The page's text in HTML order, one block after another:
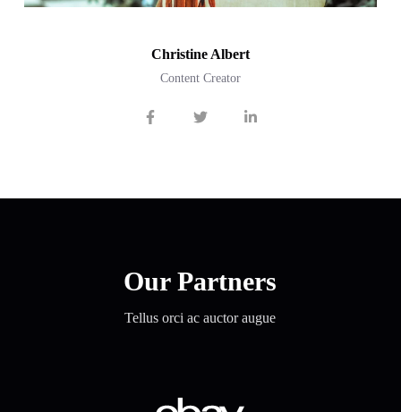
Christine Albert
Content Creator
Our Partners
Tellus orci ac auctor augue